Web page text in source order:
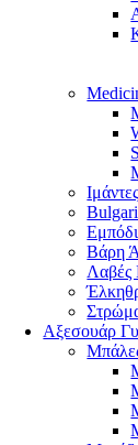
Βάρη
Λαβές
Αξεσουάρ